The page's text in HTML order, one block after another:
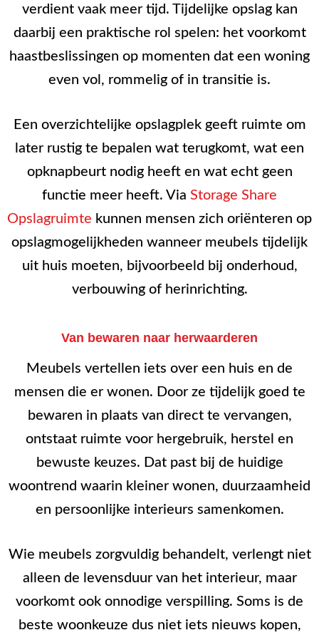
verdient vaak meer tijd. Tijdelijke opslag kan
daarbij een praktische rol spelen: het voorkomt
haastbeslissingen op momenten dat een woning
even vol, rommelig of in transitie is.
Een overzichtelijke opslagplek geeft ruimte om
later rustig te bepalen wat terugkomt, wat een
opknapbeurt nodig heeft en wat echt geen
functie meer heeft. Via Storage Share
Opslagruimte kunnen mensen zich oriënteren op
opslagmogelijkheden wanneer meubels tijdelijk
uit huis moeten, bijvoorbeeld bij onderhoud,
verbouwing of herinrichting.
Van bewaren naar herwaarderen
Meubels vertellen iets over een huis en de
mensen die er wonen. Door ze tijdelijk goed te
bewaren in plaats van direct te vervangen,
ontstaat ruimte voor hergebruik, herstel en
bewuste keuzes. Dat past bij de huidige
woontrend waarin kleiner wonen, duurzaamheid
en persoonlijke interieurs samenkomen.
Wie meubels zorgvuldig behandelt, verlengt niet
alleen de levensduur van het interieur, maar
voorkomt ook onnodige verspilling. Soms is de
beste woonkeuze dus niet iets nieuws kopen,